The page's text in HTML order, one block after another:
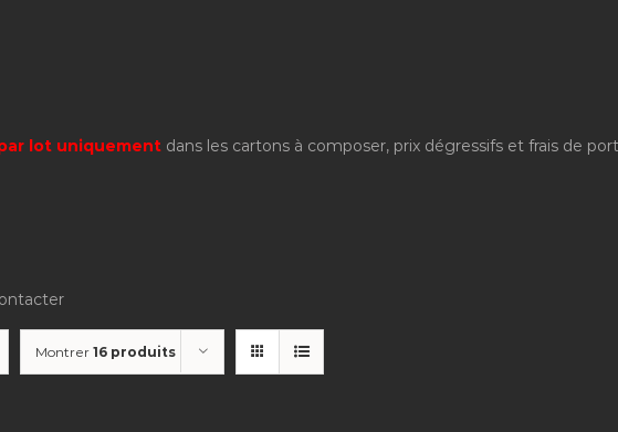
lot uniquement dans les cartons à composer, prix dégressifs et frais de
Montrer 16 produits